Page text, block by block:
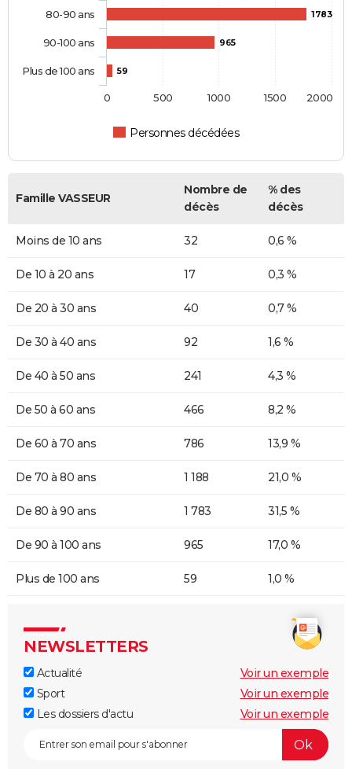
1783
965
59
Personnes décédées
80-90 ans
90-100 ans
Plus de 100 ans
0 500 1000 1500 2000
Famille VASSEUR
Nombre de
décès
% des
décès
Moins de 10 ans 32 0,6 %
De 10 à 20 ans 17 0,3 %
De 20 à 30 ans 40 0,7 %
De 30 à 40 ans 92 1,6 %
De 40 à 50 ans 241 4,3 %
De 50 à 60 ans 466 8,2 %
De 60 à 70 ans 786 13,9 %
De 70 à 80 ans 1 188 21,0 %
De 80 à 90 ans 1 783 31,5 %
De 90 à 100 ans 965 17,0 %
Plus de 100 ans 59 1,0 %
NEWSLETTERS
Actualité
Voir un exemple
Sport
Voir un exemple
Les dossiers d'actu
Voir un exemple